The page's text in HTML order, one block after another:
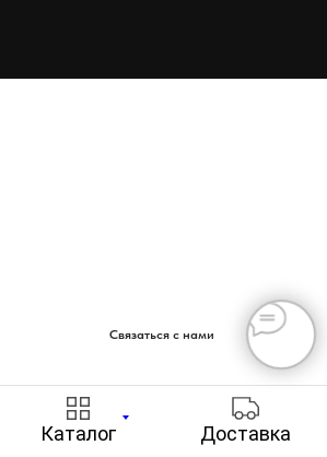
Каталог Доставка
Связаться с нами